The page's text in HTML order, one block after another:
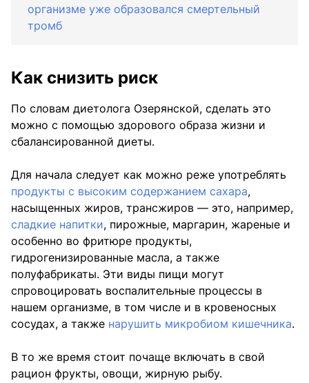
организме уже образовался смертельный
тромб
Как снизить риск
По словам диетолога Озерянской, сделать это
можно с помощью здорового образа жизни и
сбалансированной диеты.
Для начала следует как можно реже употреблять
продукты с высоким содержанием сахара,
насыщенных жиров, трансжиров — это, например,
сладкие напитки, пирожные, маргарин, жареные и
особенно во фритюре продукты,
гидрогенизированные масла, а также
полуфабрикаты. Эти виды пищи могут
спровоцировать воспалительные процессы в
нашем организме, в том числе и в кровеносных
сосудах, а также нарушить микробиом кишечника.
В то же время стоит почаще включать в свой
рацион фрукты, овощи, жирную рыбу.